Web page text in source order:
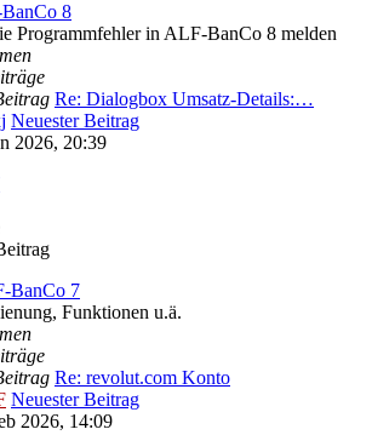
8
Programmfehler in ALF-BanCo 8 melden
Re: Dialogbox Umsatz-Details:…
Neuester Beitrag
2026, 20:39
BanCo 7
Funktionen u.ä.
Re: revolut.com Konto
Neuester Beitrag
2026, 14:09